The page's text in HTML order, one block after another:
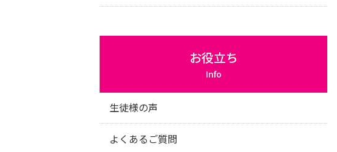
お役立ち
Info
生徒様の声
よくあるご質問